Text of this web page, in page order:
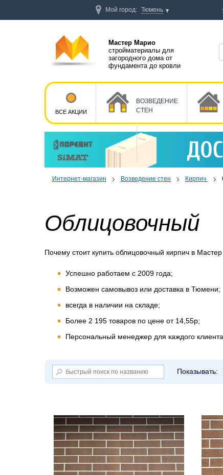
Интернет-магазин Возведение стен Кирпич
Облицовочный
Почему стоит купить облицовочный кирпич в
Успешно работаем с 2009 года;
Возможен самовывоз или доставка в Тюмени;
всегда в наличии на складе;
Более 2 195 товаров по цене от 14,55р;
Персональный менеджер для каждого клиента.
Показывать:
Мастер Марио
стройматериалы для
загородного дома от
фундамента до кровли
ВСЕ АКЦИИ
ВОЗВЕДЕНИЕ
СТЕН
Мой город: Тюмень